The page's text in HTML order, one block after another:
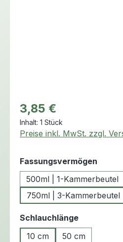
Regulärer Preis:
3,85 €
Inhalt: 1 Stück
Preise inkl. MwSt. zzgl.
Fassungsvermögen
500ml | 1-Kammerbeutel
750ml | 3-Kammerbeutel
Schlauchlängeauswählen
10 cm
50 cm